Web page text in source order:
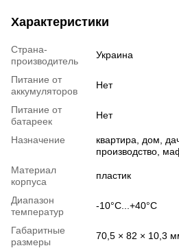
Характеристики
Страна-
производитель
Украина
Питание от
аккумуляторов
Нет
Питание от
батареек
Нет
Назначение
квартира, дом,
производство,
Материал
корпуса
пластик
Диапазон
температур
-10°C...+40°C
Габаритные
размеры
70,5 × 82 × 10,3